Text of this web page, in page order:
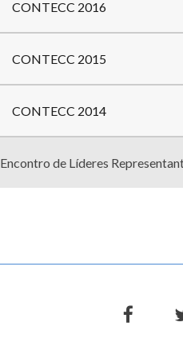
CONTECC 2016
CONTECC 2015
CONTECC 2014
Encontro de Líderes